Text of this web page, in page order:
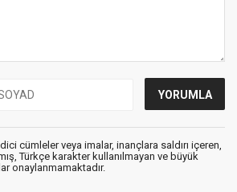
cümleler veya imalar, inançlara saldırı içeren,
Türkçe karakter kullanılmayan ve büyük
onaylanmamaktadır.